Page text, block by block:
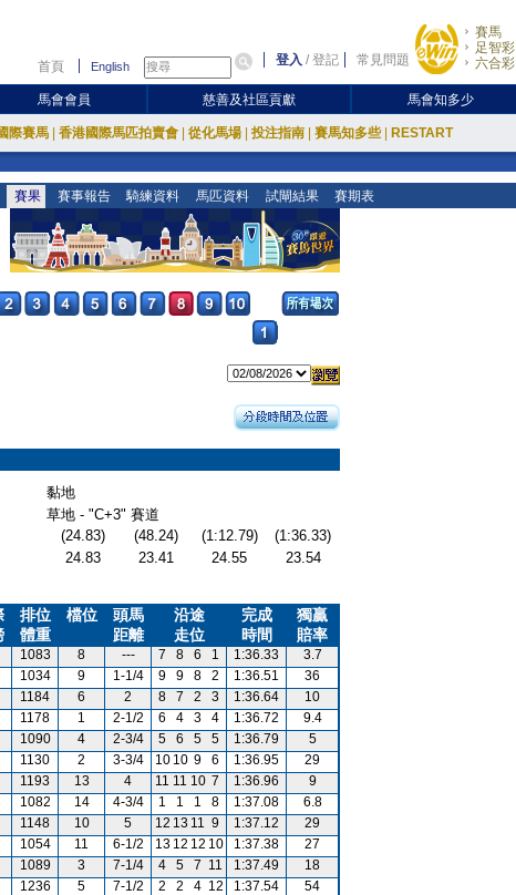
首頁 English 登入 /登記 常見問題
賽馬
足智彩
六合彩
馬會會員 慈善及社區貢獻 馬會知多少
際賽馬 香港國際馬匹拍賣會 從化馬場 投注指南 賽馬知多些 RESTART
賽果 賽事報告 騎練資料 馬匹資料 試閘結果 賽期表
黏地
草地 - "C+3" 賽道
(24.83) (48.24) (1:12.79)
(1:36.33)
24.83 23.41 24.55
23.54
排位
體重
檔位
頭馬
距離
沿途
走位
完成
時間
獨贏
賠率
1083 8 --- 7 8 6 1 1:36.33
3.7
1034 9 1-1/4 9 9 8 2 1:36.51
36
1184 6 2 8 7 2 3 1:36.64
10
1178 1 2-1/2 6 4 3 4 1:36.72
9.4
1090 4 2-3/4 5 6 5 5 1:36.79
5
1130 2 3-3/4 10 10 9 6 1:36.95
29
1193 13 4 11 11 10 7 1:36.96
9
1082 14 4-3/4 1 1 1 8 1:37.08
6.8
1148 10 5 12 13 11 9 1:37.12
29
1054 11 6-1/2 13 12 12 10 1:37.38
27
1089 3 7-1/4 4 5 7 11 1:37.49
18
1236 5 7-1/2 2 2 4 12 1:37.54
54